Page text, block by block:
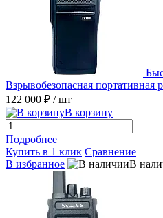
Взрывобезопасная портативная
122 000 ₽ / шт
В корзину
Подробнее
Купить в 1 клик Сравнение
В избранное
В